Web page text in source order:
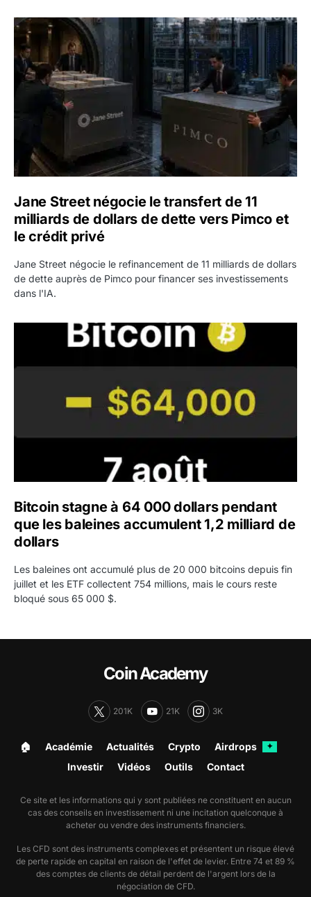
Jane Street négocie le transfert de 11 milliards de
Jane Street négocie le transfert de 11
milliards de dollars de dette vers Pimco et
le crédit privé
Jane Street négocie le refinancement de 11 milliards de dollars
de dette auprès de Pimco pour financer ses investissements
dans l'IA.
Bitcoin stagne à 64 000 dollars pendant que les
Bitcoin stagne à 64 000 dollars pendant
que les baleines accumulent 1,2 milliard de
dollars
Les baleines ont accumulé plus de 20 000 bitcoins depuis fin
juillet et les ETF collectent 754 millions, mais le cours reste
bloqué sous 65 000 $.
Coin Academy
201K 21K 3K
🏠︎ Académie Actualités Crypto Airdrops ✦
Investir Vidéos Outils Contact
Ce site et les informations qui y sont publiées ne constituent en aucun
cas des conseils en investissement ni une incitation quelconque à
acheter ou vendre des instruments financiers.
Les CFD sont des instruments complexes et présentent un risque élevé
de perte rapide en capital en raison de l'effet de levier. Entre 74 et 89 %
des comptes de clients de détail perdent de l'argent lors de la
négociation de CFD.